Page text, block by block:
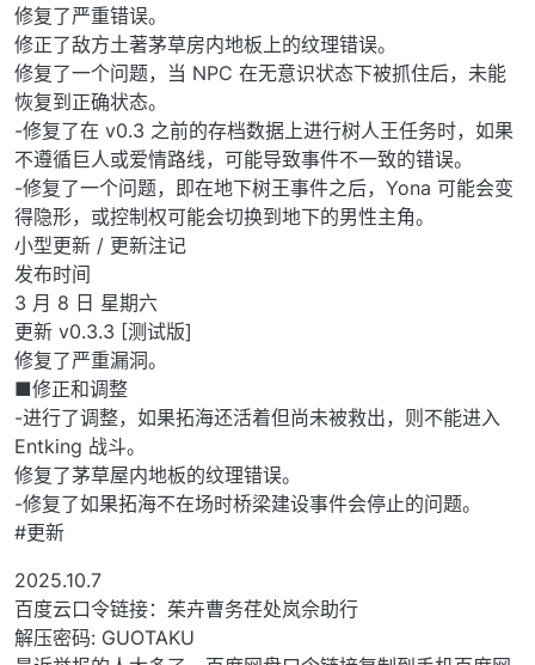
修复了严重错误。
修正了敌方土著茅草房内地板上的纹理错误。
修复了一个问题，当 NPC 在无意识状态下被抓住后，未能
恢复到正确状态。
-修复了在 v0.3 之前的存档数据上进行树人王任务时，如果
不遵循巨人或爱情路线，可能导致事件不一致的错误。
-修复了一个问题，即在地下树王事件之后，Yona 可能会变
得隐形，或控制权可能会切换到地下的男性主角。
小型更新 / 更新注记
发布时间
3 月 8 日 星期六
更新 v0.3.3 [测试版]
修复了严重漏洞。
■修正和调整
-进行了调整，如果拓海还活着但尚未被救出，则不能进入
Entking 战斗。
修复了茅草屋内地板的纹理错误。
-修复了如果拓海不在场时桥梁建设事件会停止的问题。
#更新
2025.10.7
百度云口令链接：茱卉曹务荏处岚佘助行
解压密码: GUOTAKU